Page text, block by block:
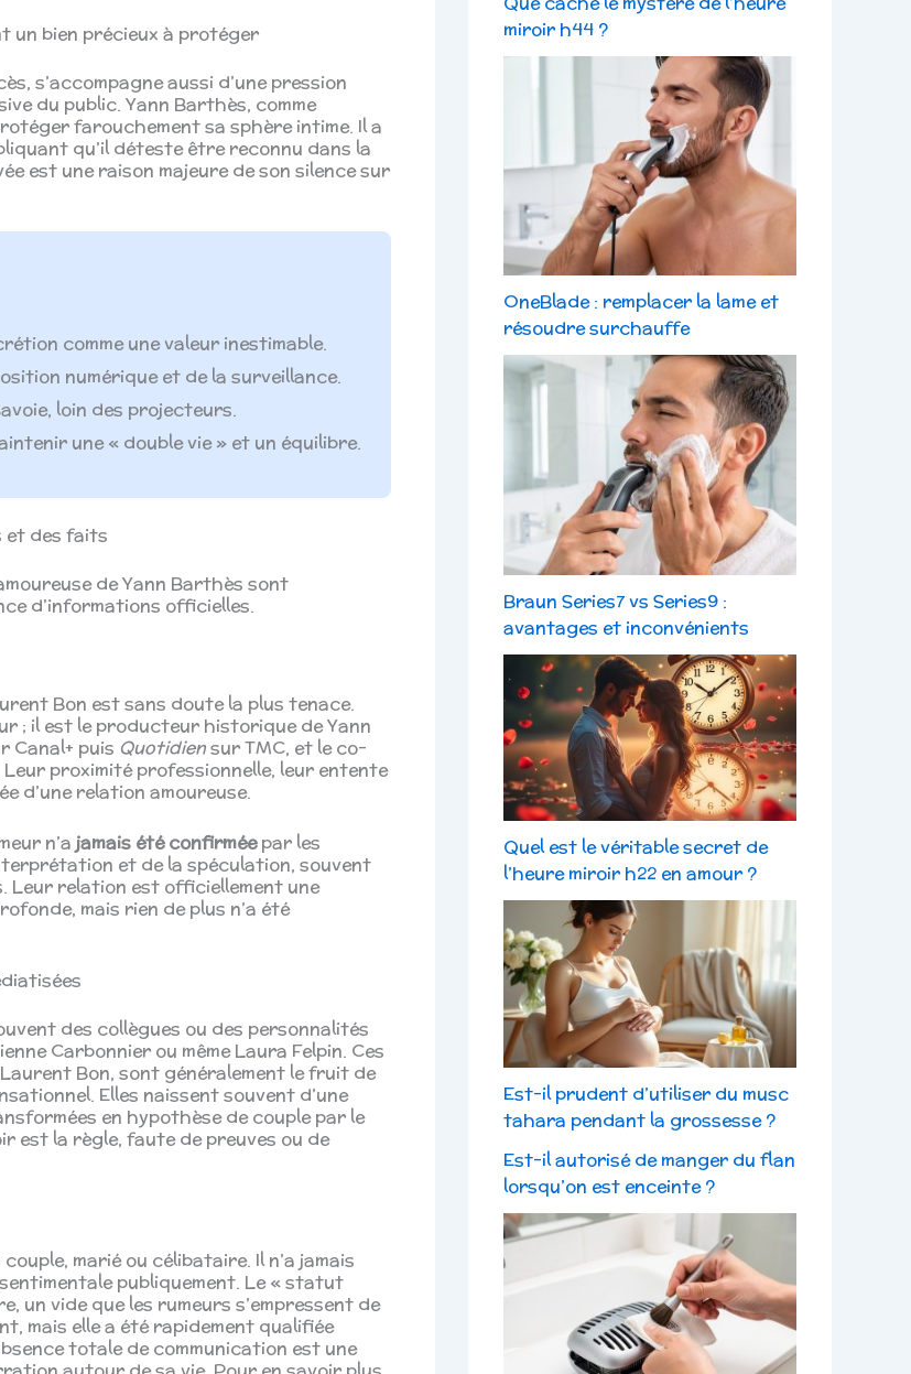
un bien précieux à protéger
s’accompagne aussi d’une pression
du public. Yann Barthès, comme
farouchement sa sphère intime. Il a
qu’il déteste être reconnu dans la
est une raison majeure de son silence sur
comme une valeur inestimable.
numérique et de la surveillance.
loin des projecteurs.
une « double vie » et un équilibre.
et des faits
de Yann Barthès sont
d’informations officielles.
Bon est sans doute la plus tenace.
; il est le producteur historique de Yann
Canal+ puis Quotidiensur TMC, et le co-
proximité professionnelle, leur entente
d’une relation amoureuse.
n’a jamais été confirméepar les
et de la spéculation, souvent
Leur relation est officiellement une
mais rien de plus n’a été
des collègues ou des personnalités
Carbonnier ou même Laura Felpin. Ces
Bon, sont généralement le fruit de
Elles naissent souvent d’une
en hypothèse de couple par le
est la règle, faute de preuves ou de
marié ou célibataire. Il n’a jamais
publiquement. Le « statut
un vide que les rumeurs s’empressent de
mais elle a été rapidement qualifiée
totale de communication est une
miroir h44 ?
OneBlade : remplacer la lame et
résoudre surchauffe
Braun Series7 vs Series9 :
avantages et inconvénients
Quel est le véritable secret de
l’heure miroir h22 en amour ?
Est-il prudent d’utiliser du musc
tahara pendant la grossesse ?
Est-il autorisé de manger du flan
lorsqu’on est enceinte ?